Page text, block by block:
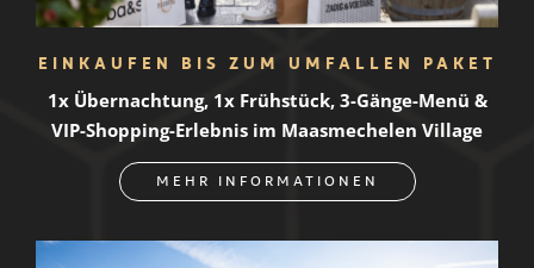
EINKAUFEN BIS ZUM UMFALLEN PAKET
1x Übernachtung, 1x Frühstück, 3-Gänge-Menü &
VIP-Shopping-Erlebnis im Maasmechelen Village
MEHR INFORMATIONEN